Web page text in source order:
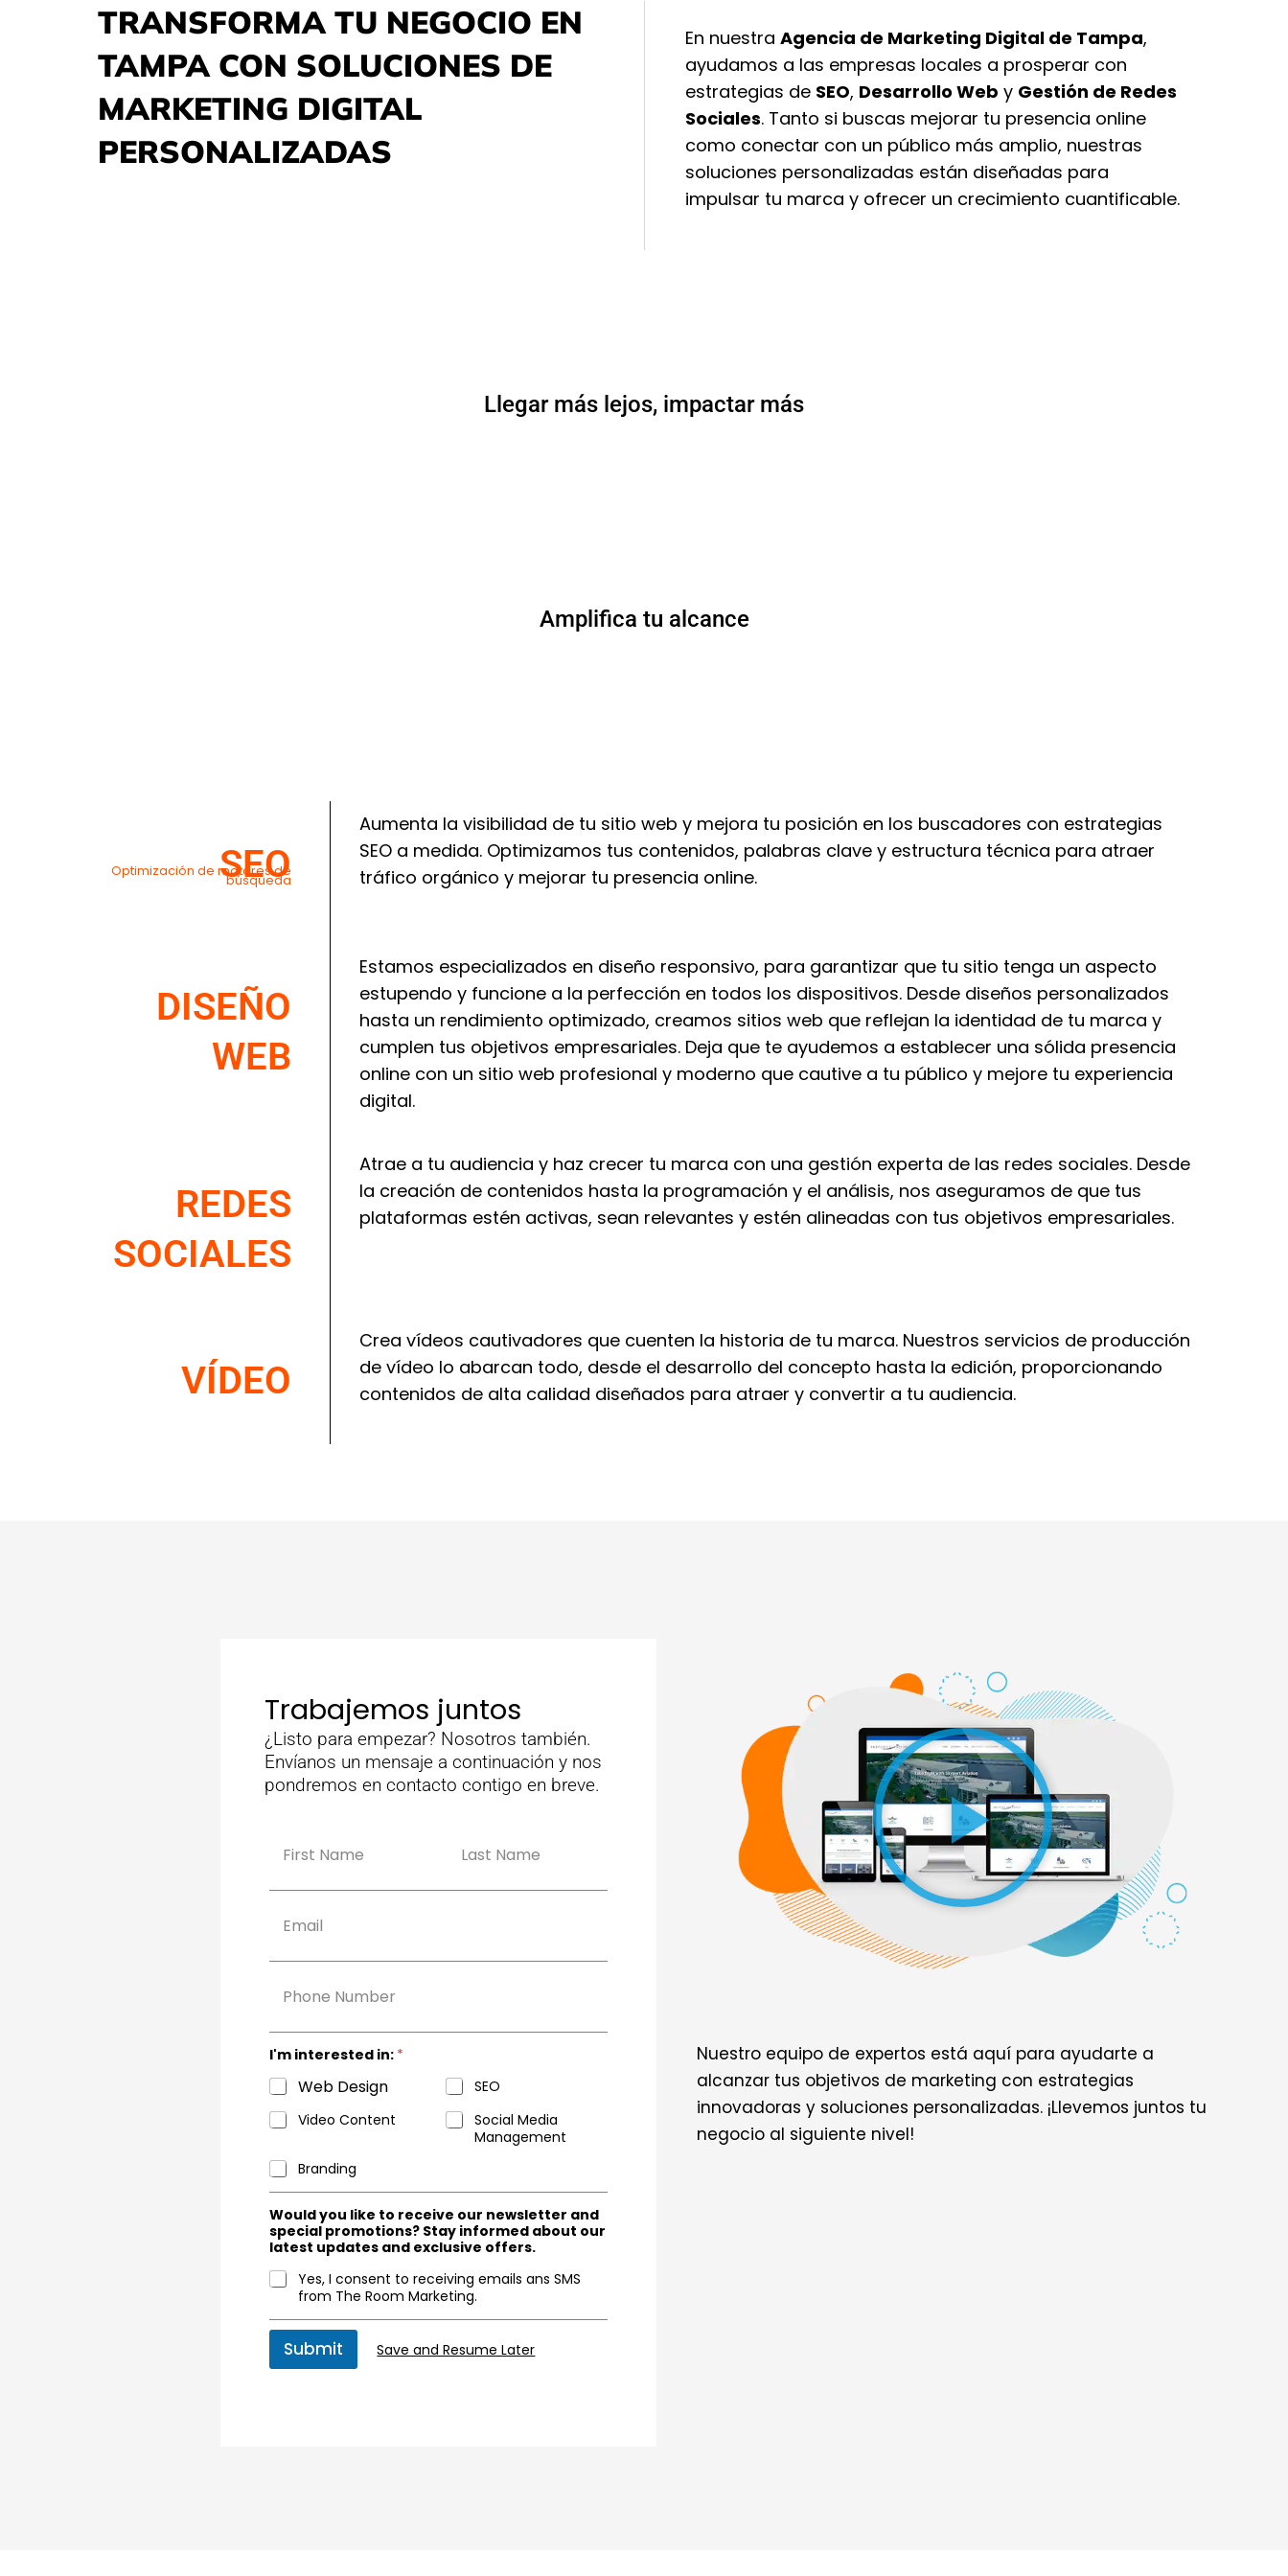
TRANSFORMA TU NEGOCIO EN
TAMPA CON SOLUCIONES DE
MARKETING DIGITAL
PERSONALIZADAS
En nuestra Agencia de Marketing Digital de Tampa,
ayudamos a las empresas locales a prosperar con
estrategias de SEO, Desarrollo Web y Gestión de Redes
Sociales. Tanto si buscas mejorar tu presencia online
como conectar con un público más amplio, nuestras
soluciones personalizadas están diseñadas para
impulsar tu marca y ofrecer un crecimiento cuantificable.
Llegar más lejos, impactar más
Amplifica tu alcance
SEO
Optimización de motores de
búsqueda
Aumenta la visibilidad de tu sitio web y mejora tu posición en los buscadores con estrategias
SEO a medida. Optimizamos tus contenidos, palabras clave y estructura técnica para atraer
tráfico orgánico y mejorar tu presencia online.
DISEÑO
WEB
Estamos especializados en diseño responsivo, para garantizar que tu sitio tenga un aspecto
estupendo y funcione a la perfección en todos los dispositivos. Desde diseños personalizados
hasta un rendimiento optimizado, creamos sitios web que reflejan la identidad de tu marca y
cumplen tus objetivos empresariales. Deja que te ayudemos a establecer una sólida presencia
online con un sitio web profesional y moderno que cautive a tu público y mejore tu experiencia
digital.
REDES
SOCIALES
Atrae a tu audiencia y haz crecer tu marca con una gestión experta de las redes sociales. Desde
la creación de contenidos hasta la programación y el análisis, nos aseguramos de que tus
plataformas estén activas, sean relevantes y estén alineadas con tus objetivos empresariales.
VÍDEO
Crea vídeos cautivadores que cuenten la historia de tu marca. Nuestros servicios de producción
de vídeo lo abarcan todo, desde el desarrollo del concepto hasta la edición, proporcionando
contenidos de alta calidad diseñados para atraer y convertir a tu audiencia.
Nuestro equipo de expertos está aquí para ayudarte a
alcanzar tus objetivos de marketing con estrategias
innovadoras y soluciones personalizadas. ¡Llevemos juntos tu
negocio al siguiente nivel!
Trabajemos juntos
¿Listo para empezar? Nosotros también.
Envíanos un mensaje a continuación y nos
pondremos en contacto contigo en breve.
e
i
n
e
I'm interested in: *
Web Design
SEO
Video Content
Social Media
Management
Branding
Would you like to receive our newsletter and
special promotions? Stay informed about our
latest updates and exclusive offers.
Yes, I consent to receiving emails ans SMS
from The Room Marketing.
Submit Save and Resume Later